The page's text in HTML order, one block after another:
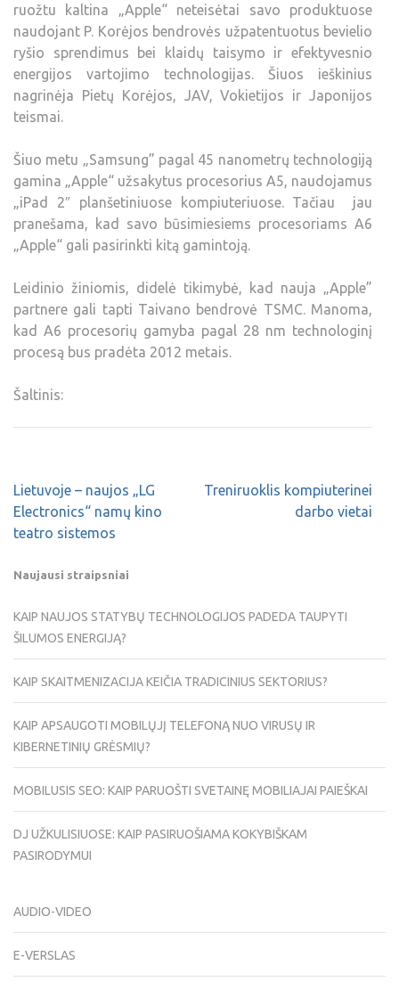
ruožtu kaltina „Apple“ neteisėtai savo produktuose
naudojant P. Korėjos bendrovės užpatentuotus bevielio
ryšio sprendimus bei klaidų taisymo ir efektyvesnio
energijos vartojimo technologijas. Šiuos ieškinius
nagrinėja Pietų Korėjos, JAV, Vokietijos ir Japonijos
teismai.
Šiuo metu „Samsung” pagal 45 nanometrų technologiją
gamina „Apple“ užsakytus procesorius A5, naudojamus
„iPad 2″ planšetiniuose kompiuteriuose. Tačiau jau
pranešama, kad savo būsimiesiems procesoriams A6
„Apple“ gali pasirinkti kitą gamintoją.
Leidinio žiniomis, didelė tikimybė, kad nauja „Apple”
partnere gali tapti Taivano bendrovė TSMC. Manoma,
kad A6 procesorių gamyba pagal 28 nm technologinį
procesą bus pradėta 2012 metais.
Šaltinis:
Lietuvoje – naujos „LG
Electronics“ namų kino
teatro sistemos
Treniruoklis kompiuterinei
darbo vietai
Naujausi straipsniai
KAIP NAUJOS STATYBŲ TECHNOLOGIJOS PADEDA TAUPYTI
ŠILUMOS ENERGIJĄ?
KAIP SKAITMENIZACIJA KEIČIA TRADICINIUS SEKTORIUS?
KAIP APSAUGOTI MOBILŲJĮ TELEFONĄ NUO VIRUSŲ IR
KIBERNETINIŲ GRĖSMIŲ?
MOBILUSIS SEO: KAIP PARUOŠTI SVETAINĘ MOBILIAJAI PAIEŠKAI
DJ UŽKULISIUOSE: KAIP PASIRUOŠIAMA KOKYBIŠKAM
PASIRODYMUI
AUDIO-VIDEO
E-VERSLAS